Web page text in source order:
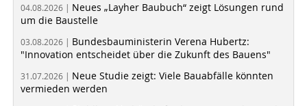
04.08.2026 | Neues „Layher Baubuch“ zeigt Lösungen rund
um die Baustelle
03.08.2026 | Bundesbauministerin Verena Hubertz:
"Innovation entscheidet über die Zukunft des Bauens"
31.07.2026 | Neue Studie zeigt: Viele Bauabfälle könnten
vermieden werden